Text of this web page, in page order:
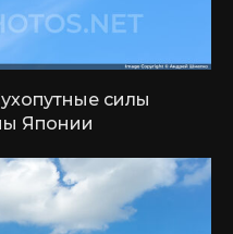
силы
Японии